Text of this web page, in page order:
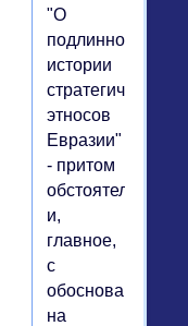
"О
подлинной
истории
стратегических
этносов
Евразии"
- притом
обстоятельно,
и,
главное,
с
обоснованием
на